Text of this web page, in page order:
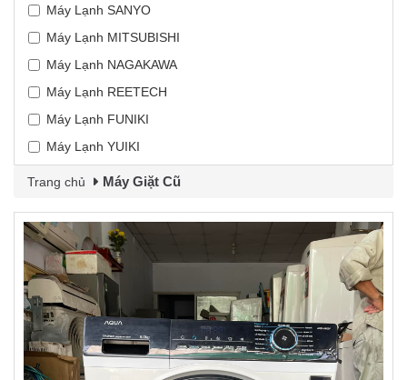
Máy Lạnh SANYO
Máy Lạnh MITSUBISHI
Máy Lạnh NAGAKAWA
Máy Lạnh REETECH
Máy Lạnh FUNIKI
Máy Lạnh YUIKI
Trang chủ Máy Giặt Cũ